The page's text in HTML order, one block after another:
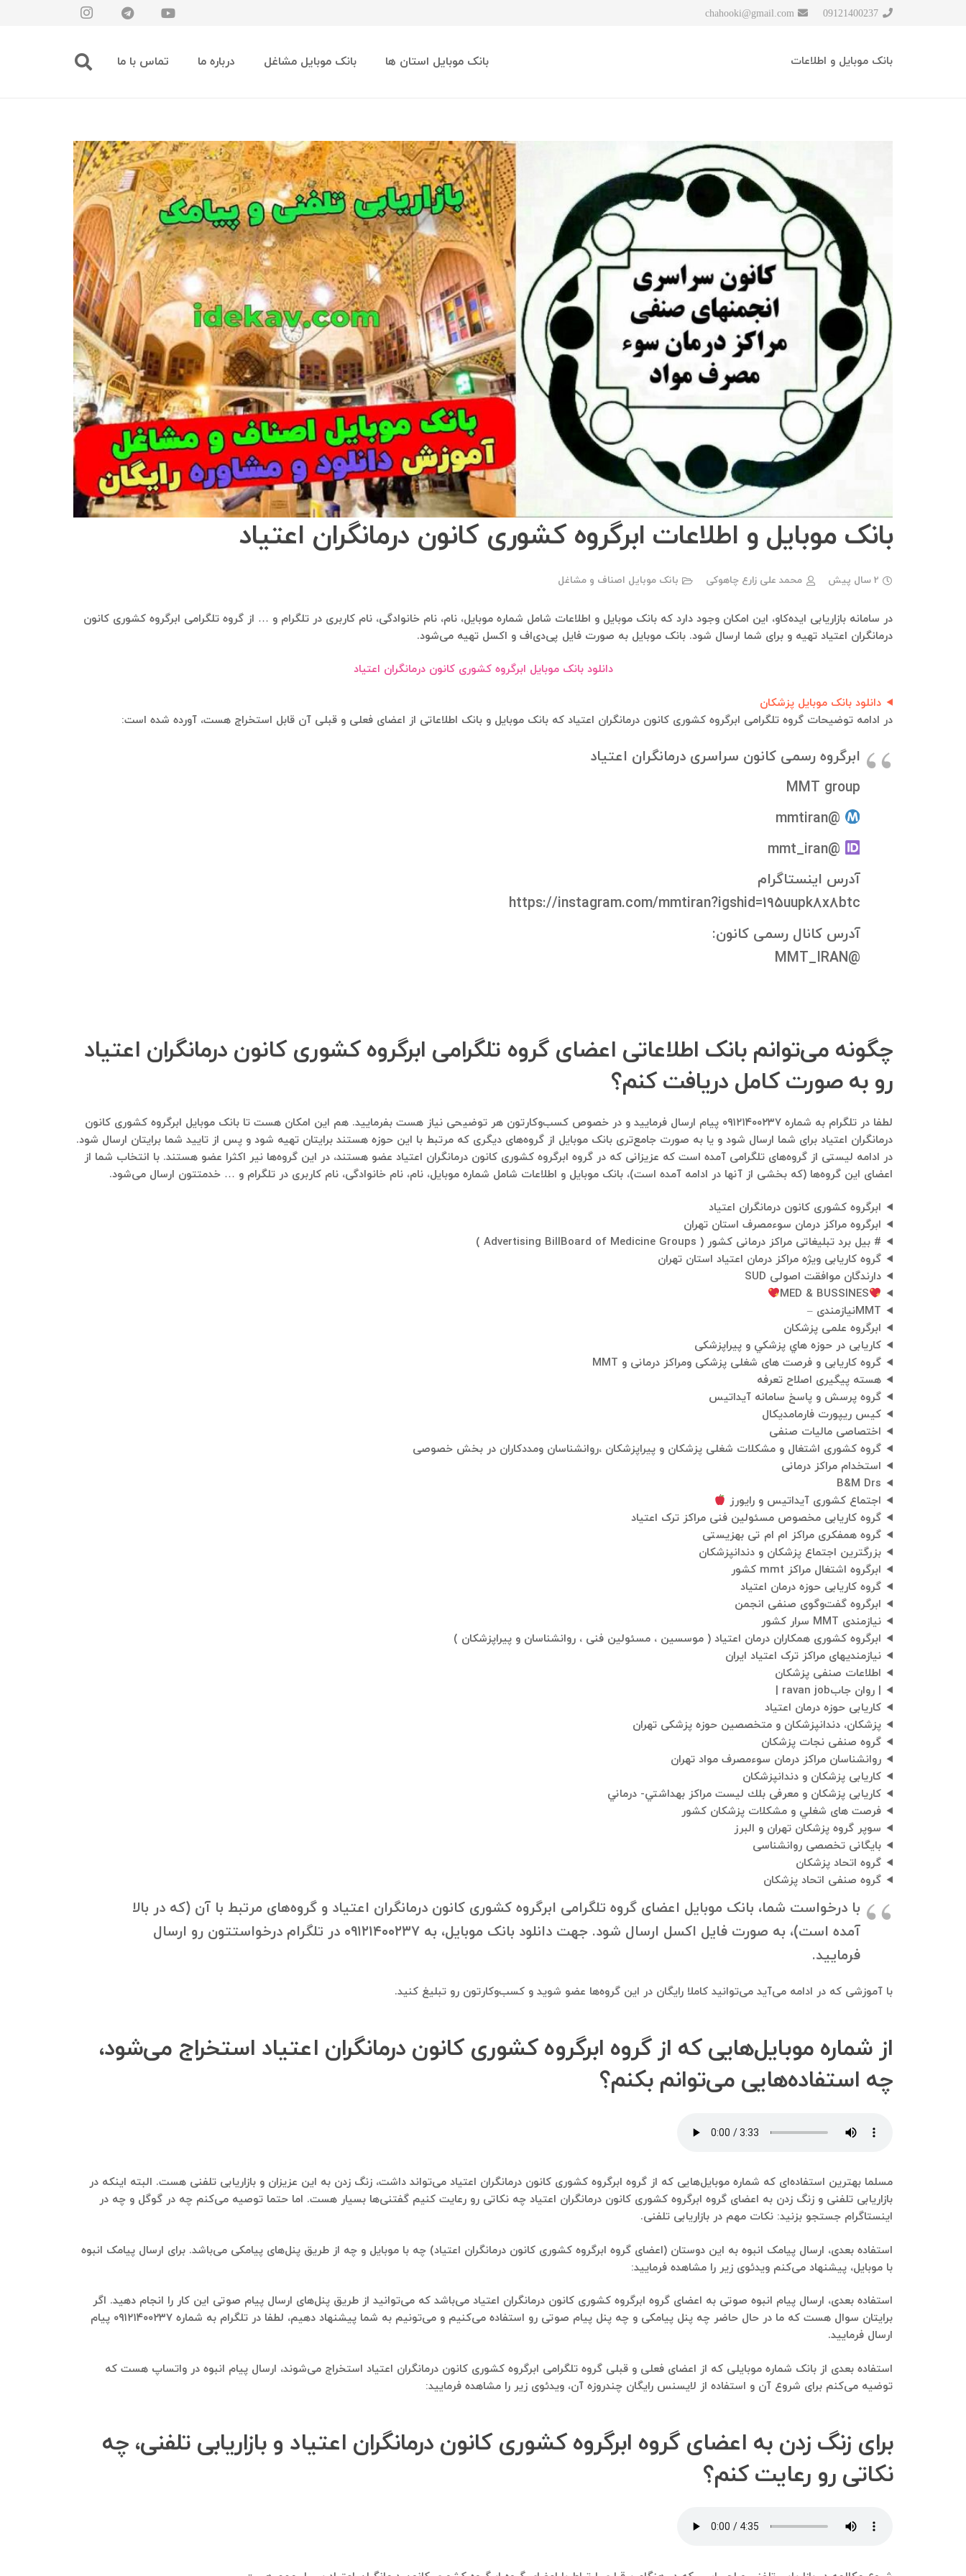
09121400237
chahooki@gmail.com
بانک موبایل و اطلاعات بانک موبایل استان ها بانک موبایل مشاغل درباره ما تماس با ما
بانک موبایل و اطلاعات ابرگروه کشوری کانون درمانگران اعتیاد
2 سال پیش محمد علی زارع چاهوکی بانک موبایل اصناف و مشاغل
در سامانه بازاریابی ایده‌کاو، این امکان وجود دارد که بانک موبایل و اطلاعات شامل شماره موبایل، نام، نام خانوادگی، نام کاربری در تلگرام و … از گروه تلگرامی ابرگروه کشوری کانون
درمانگران اعتیاد تهیه و برای شما ارسال شود. بانک موبایل به صورت فایل پی‌دی‌اف و اکسل تهیه می‌شود.
دانلود بانک موبایل ابرگروه کشوری کانون درمانگران اعتیاد
دانلود بانک موبایل پزشکان
در ادامه توضیحات گروه تلگرامی ابرگروه کشوری کانون درمانگران اعتیاد که بانک موبایل و بانک اطلاعاتی از اعضای فعلی و قبلی آن قابل استخراج هست، آورده شده است:
ابرگروه رسمی کانون سراسری درمانگران اعتیاد
MMT group
@mmtiran
@mmt_iran
آدرس اینستاگرام
https://instagram.com/mmtiran?igshid=195uupk8x8btc
آدرس کانال رسمی کانون:
@MMT_IRAN
چگونه می‌توانم بانک اطلاعاتی اعضای گروه تلگرامی ابرگروه کشوری کانون درمانگران اعتیاد
رو به صورت کامل دریافت کنم؟
لطفا در تلگرام به شماره ۰۹۱۲۱۴۰۰۲۳۷ پیام ارسال فرمایید و در خصوص کسب‌وکارتون هر توضیحی نیاز هست بفرمایید. هم این امکان هست تا بانک موبایل ابرگروه کشوری کانون
درمانگران اعتیاد برای شما ارسال شود و یا به صورت جامع‌تری بانک موبایل از گروه‌های دیگری که مرتبط با این حوزه هستند برایتان تهیه شود و پس از تایید شما برایتان ارسال شود.
در ادامه لیستی از گروه‌های تلگرامی آمده است که عزیزانی که در گروه ابرگروه کشوری کانون درمانگران اعتیاد عضو هستند، در این گروه‌ها نیر اکثرا عضو هستند. با انتخاب شما از
اعضای این گروه‌ها (که بخشی از آنها در ادامه آمده است)، بانک موبایل و اطلاعات شامل شماره موبایل، نام، نام خانوادگی، نام کاربری در تلگرام و … خدمتتون ارسال می‌شود.
ابرگروه کشوری کانون درمانگران اعتیاد
ابرگروه مراکز درمان سوء‌مصرف استان تهران
# بیل برد تبلیغاتی مراکز درمانی کشور ( Advertising BillBoard of Medicine Groups )
گروه کاریابی ویژه مراکز درمان اعتیاد استان تهران
دارندگان موافقت اصولی SUD
MED & BUSSINES
MMTنیازمندی –
ابرگروه علمی پزشکان
کاریابی در حوزه هاي پزشكي و پیراپزشکی
گروه کاریابی و فرصت های شغلی پزشکی ومراکز درمانی و MMT
هسته پیگیری اصلاح تعرفه
گروه پرسش و پاسخ سامانه آیداتیس
کیس ریپورت فارمامدیکال
اختصاصی مالیات صنفی
گروه کشوری اشتغال و مشکلات شغلی پزشکان و پیراپزشکان ،روانشناسان ومددکاران در بخش خصوصی
استخدام مراکز درمانی
B&M Drs
اجتماع کشوری آیداتیس و رایورز
گروه کاریابی مخصوص مسئولین فنی مراکز ترک اعتیاد
گروه همفکری مراکز ام ام تی بهزیستی
بزرگترین اجتماع پزشکان و دندانپزشکان
ابرگروه اشتغال مراکز mmt کشور
گروه کاریابی حوزه درمان اعتیاد
ابرگروه گفت‌وگوی صنفی انجمن
نیازمندی MMT سرار کشور
ابرگروه کشوری همکاران درمان اعتیاد ( موسسین ، مسئولین فنی ، روانشناسان و پیراپزشکان )
نیازمندیهای مراکز ترک اعتیاد ایران
اطلاعات صنفی پزشکان
| روان جابravan job |
كاریابی حوزه درمان اعتیاد
پزشکان، دندانپزشکان و متخصصین حوزه پزشکی تهران
گروه صنفی نجات پزشکان
روانشناسان مراکز درمان سوءمصرف مواد تهران
کاریابی پزشکان و دندانپزشکان
کاریابی پزشکان و معرفی بلك ليست مراكز بهداشتي- درماني
فرصت های شغلي و مشكلات پزشكان كشور
سوپر گروه پزشکان تهران و البرز
بایگانی تخصصی روانشناسی
گروه اتحاد پزشکان
گروه صنفی اتحاد پزشکان
با درخواست شما، بانک موبایل اعضای گروه تلگرامی ابرگروه کشوری کانون درمانگران اعتیاد و گروه‌های مرتبط با آن (که در بالا
آمده است)، به صورت فایل اکسل ارسال شود. جهت دانلود بانک موبایل، به ۰۹۱۲۱۴۰۰۲۳۷ در تلگرام درخواستتون رو ارسال
فرمایید.
با آموزشی که در ادامه می‌آید می‌توانید کاملا رایگان در این گروه‌ها عضو شوید و کسب‌وکارتون رو تبلیغ کنید.
از شماره موبایل‌هایی که از گروه ابرگروه کشوری کانون درمانگران اعتیاد استخراج می‌شود،
چه استفاده‌هایی می‌توانم بکنم؟
مسلما بهترین استفاده‌ای که شماره موبایل‌هایی که از گروه ابرگروه کشوری کانون درمانگران اعتیاد می‌تواند داشت، زنگ زدن به این عزیزان و بازاریابی تلفنی هست. البته اینکه در
بازاریابی تلفنی و زنگ زدن به اعضای گروه ابرگروه کشوری کانون درمانگران اعتیاد چه نکاتی رو رعایت کنیم گفتنی‌ها بسیار هست. اما حتما توصیه می‌کنم چه در گوگل و چه در
اینستاگرام جستجو بزنید: نکات مهم در بازاریابی تلفنی.
استفاده بعدی، ارسال پیامک انبوه به این دوستان (اعضای گروه ابرگروه کشوری کانون درمانگران اعتیاد) چه با موبایل و چه از طریق پنل‌های پیامکی می‌باشد. برای ارسال پیامک انبوه
با موبایل، پیشنهاد می‌کنم ویدئوی زیر را مشاهده فرمایید:
استفاده بعدی، ارسال پیام انبوه صوتی به اعضای گروه ابرگروه کشوری کانون درمانگران اعتیاد می‌باشد که می‌توانید از طریق پنل‌های ارسال پیام صوتی این کار را انجام دهید. اگر
برایتان سوال هست که ما در حال حاضر چه پنل پیامکی و چه پنل پیام صوتی رو استفاده می‌کنیم و می‌تونیم به شما پیشنهاد دهیم، لطفا در تلگرام به شماره ۰۹۱۲۱۴۰۰۲۳۷ پیام
ارسال فرمایید.
استفاده بعدی از بانک شماره موبایلی که از اعضای فعلی و قبلی گروه تلگرامی ابرگروه کشوری کانون درمانگران اعتیاد استخراج می‌شوند، ارسال پیام انبوه در واتساپ هست که
توضیه می‌کنم برای شروع آن و استفاده از لایسنس رایگان چندروزه آن، ویدئوی زیر را مشاهده فرمایید:
برای زنگ زدن به اعضای گروه ابرگروه کشوری کانون درمانگران اعتیاد و بازاریابی تلفنی، چه
نکاتی رو رعایت کنم؟